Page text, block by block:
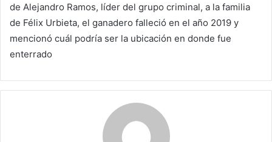
de Alejandro Ramos, líder del grupo criminal, a la familia
de Félix Urbieta, el ganadero falleció en el año 2019 y
mencionó cuál podría ser la ubicación en donde fue
enterrado